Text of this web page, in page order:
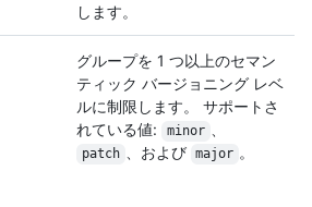
します。
グループを 1 つ以上のセマン
ティック バージョニング レベ
ルに制限します。 サポートさ
れている値:
minor
patch 、および major 。